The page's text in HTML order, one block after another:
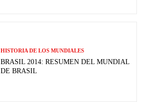
HISTORIA DE LOS MUNDIALES
BRASIL 2014: RESUMEN DEL MUNDIAL
DE BRASIL